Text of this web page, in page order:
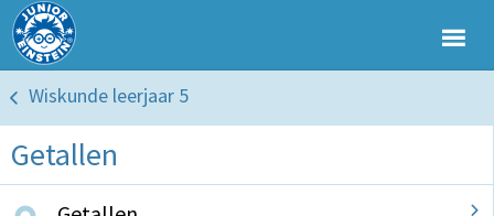
Wiskunde leerjaar 5
Getallen